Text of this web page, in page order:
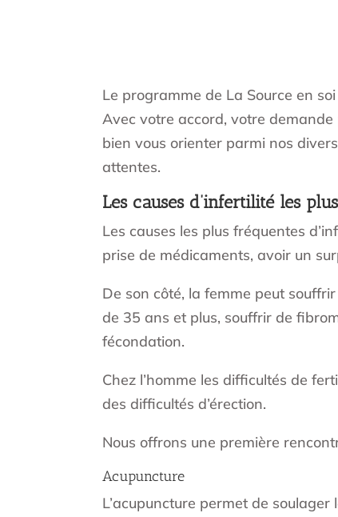
Le programme de La Source en
Avec votre accord, votre
bien vous orienter parmi nos
attentes.
Les causes d’infertilité les
Les causes les plus fréquentes
prise de médicaments, avoir un
De son côté, la femme peut
de 35 ans et plus, souffrir de
fécondation.
Chez l’homme les difficultés de
des difficultés d’érection.
Nous offrons une première
Acupuncture
L’acupuncture permet de